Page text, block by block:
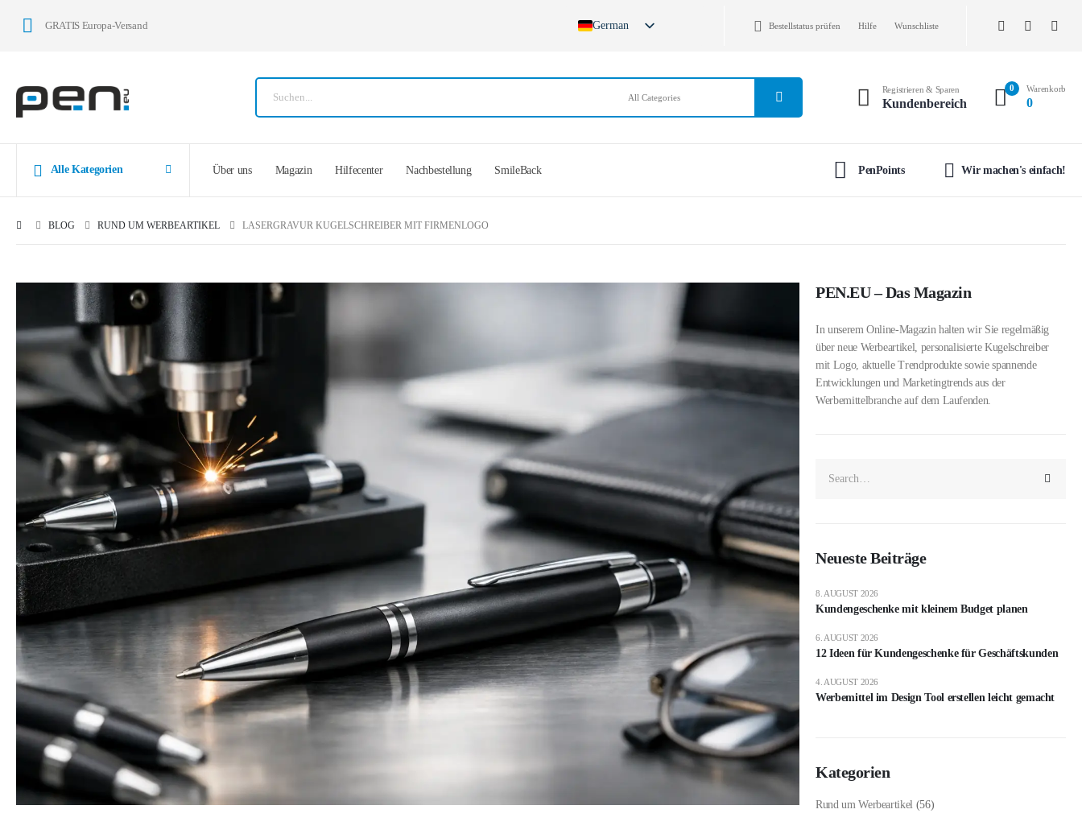
GRATIS Europa-Versand
German
Spanish
Bestellstatus prüfen Hilfe Wunschliste
Registrieren & Sparen
Kundenbereich
0 Warenkorb
0
Alle Kategorien Über uns Magazin Hilfecenter Nachbestellung SmileBack PenPoints Wir machen's einfach!
BLOG RUND UM WERBEARTIKEL LASERGRAVUR KUGELSCHREIBER MIT FIRMENLOGO
PEN.EU – Das Magazin
In unserem Online-Magazin halten wir Sie regelmäßig
über neue Werbeartikel, personalisierte Kugelschreiber
mit Logo, aktuelle Trendprodukte sowie spannende
Entwicklungen und Marketingtrends aus der
Werbemittelbranche auf dem Laufenden.
Neueste Beiträge
Kundengeschenke mit kleinem Budget planen
8. AUGUST 2026
12 Ideen für Kundengeschenke für Geschäftskunden
6. AUGUST 2026
Werbemittel im Design Tool erstellen leicht gemacht
4. AUGUST 2026
Kategorien
Rund um Werbeartikel (56)